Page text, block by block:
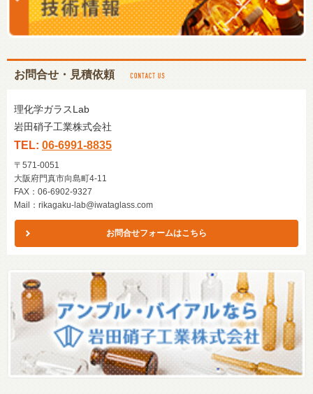
お問合せ・見積依頼
理化学ガラスLab
岩田硝子工業株式会社
TEL: 06-6991-8835
〒571-0051
大阪府門真市向島町4-11
FAX：06-6902-9327
Mail： rikagaku-lab@iwataglass.com
お問合せフォームはこちら